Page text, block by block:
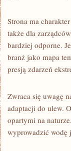
Strona ma
także dla
bardziej odporne.
branż jako mapa
presją zdarzeń
Zwraca się uwagę
adaptacji do ulew.
opartymi na
wyprowadzić wodę